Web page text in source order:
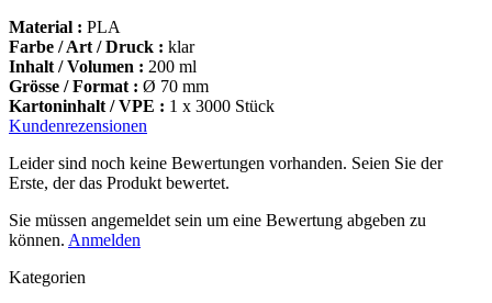
Material : PLA
Farbe / Art / Druck : klar
Inhalt / Volumen : 200 ml
Grösse / Format : Ø 70 mm
Kartoninhalt / VPE : 1 x 3000 Stück
Kundenrezensionen
Leider sind noch keine Bewertungen vorhanden. Seien Sie der
Erste, der das Produkt bewertet.
Sie müssen angemeldet sein um eine Bewertung abgeben zu
können. Anmelden
Kategorien